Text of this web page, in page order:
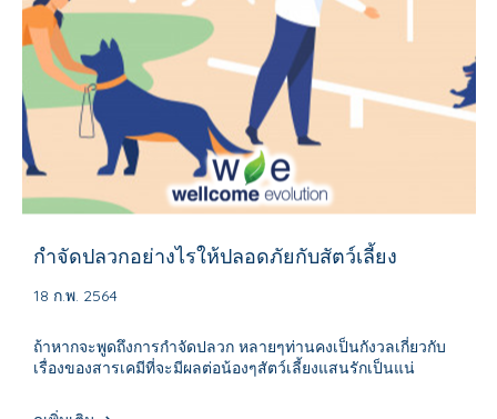
กำจัดปลวกอย่างไรให้ปลอดภัยกับสัตว์เลี้ยง
18 ก.พ. 2564
ถ้าหากจะพูดถึงการกำจัดปลวก หลายๆท่านคงเป็นกังวลเกี่ยวกับ
เรื่องของสารเคมีที่จะมีผลต่อน้องๆสัตว์เลี้ยงแสนรักเป็นแน่